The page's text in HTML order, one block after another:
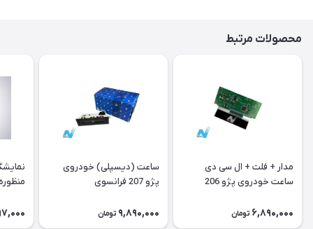
محصولات مرتبط
مدار + فلت + ال سی دی
ساعت خودروی پژو 206
6,890,000 تومان
ساعت (دیسپلی) خودروی
پژو 207 فرانسوی
9,890,000 تومان